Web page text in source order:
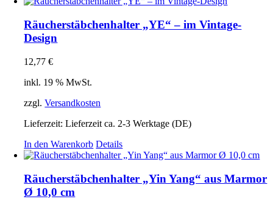
Räucherstäbchenhalter „YE“ – im Vintage-
Design
12,77€
inkl. 19 % MwSt.
zzgl.Versandkosten
Lieferzeit:Lieferzeit ca. 2-3 Werktage (DE)
In den Warenkorb Details
Räucherstäbchenhalter „Yin Yang“ aus Marmor
Ø 10,0 cm